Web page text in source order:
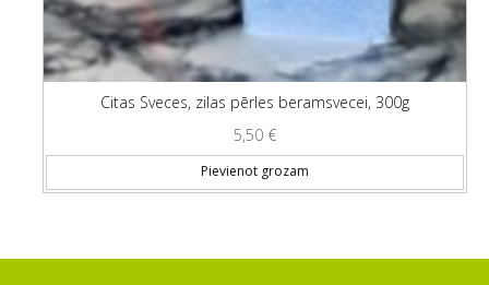
Citas Sveces, zilas pērles beramsvecei, 300g
5,50 €
Pievienot grozam